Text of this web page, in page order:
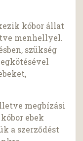
kóbor állat
menhellyel.
szükség
megbízási
ebek
a szerződést